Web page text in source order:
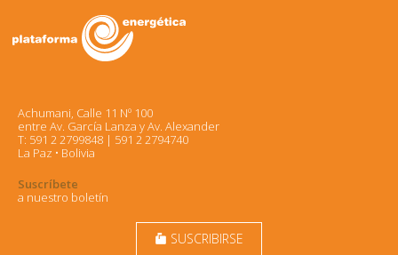
Achumani, Calle 11 Nº 100
entre Av. García Lanza y Av. Alexander
T: 591 2 2799848 | 591 2 2794740
La Paz • Bolivia
Suscríbete
a nuestro boletín
markunread_mailbox SUSCRIBIRSE